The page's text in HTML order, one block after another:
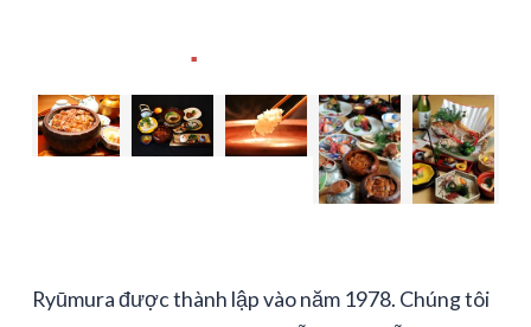
Ryūmura được thành lập vào năm 1978. Chúng tôi